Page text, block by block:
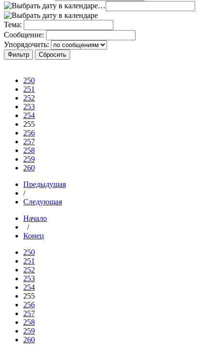
…
Тема:
Сообщение:
Упорядочить:
250
251
252
253
254
255
256
257
258
259
260
Предыдущая
/
Следующая
Начало
/
Конец
250
251
252
253
254
255
256
257
258
259
260